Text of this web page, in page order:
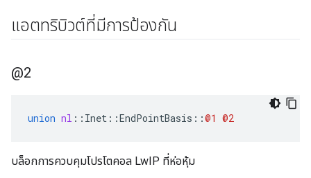
แอตทริบิวต์ที่มีการป้องกัน
@2
union nl :: Inet ::EndPointBasis ::@1 @2
บล็อกการควบคุมโปรโตคอล LwIP ที่ห่อหุ้ม